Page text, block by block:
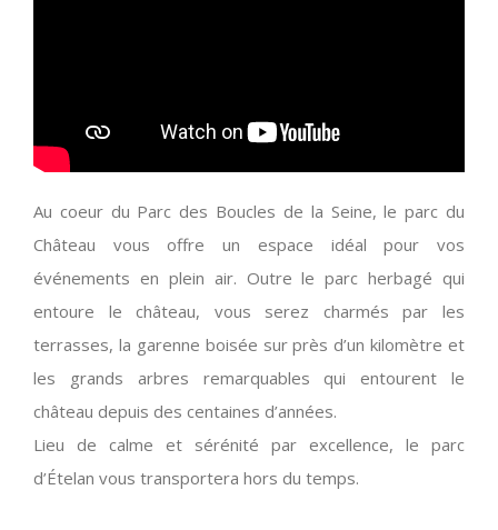
Au coeur du Parc des Boucles de la Seine, le parc du
Château vous offre un espace idéal pour vos
événements en plein air. Outre le parc herbagé qui
entoure le château, vous serez charmés par les
terrasses, la garenne boisée sur près d’un kilomètre et
les grands arbres remarquables qui entourent le
château depuis des centaines d’années.
Lieu de calme et sérénité par excellence, le parc
d’Ételan vous transportera hors du temps.